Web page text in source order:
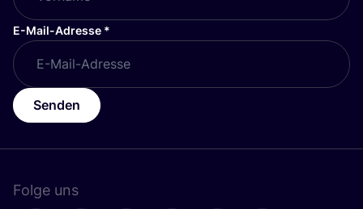
E-Mail-Adresse *
Senden
Folge uns